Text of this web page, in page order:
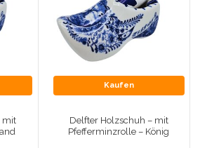
mit
Kaufen
Delfter Holzschuh – mit
Pfefferminzrolle – König